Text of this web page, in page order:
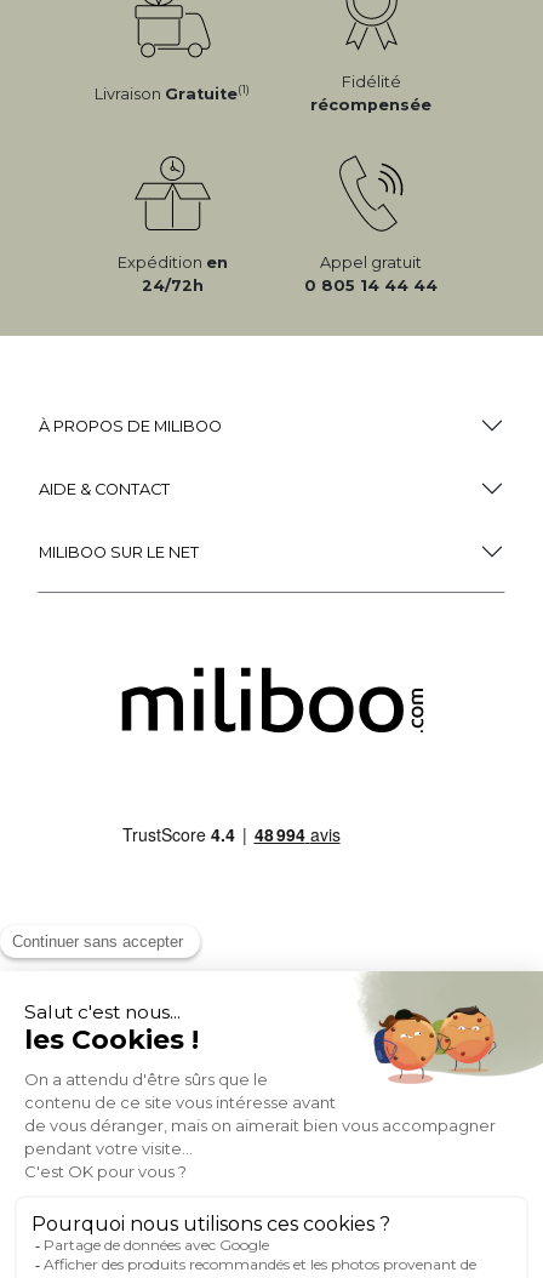
Livraison Gratuite(1)
Fidélité
récompensée
Expédition en
24/72h
Appel gratuit
0 805 14 44 44
À PROPOS DE MILIBOO
AIDE & CONTACT
MILIBOO SUR LE NET
MOYENS DE PAIEMENT